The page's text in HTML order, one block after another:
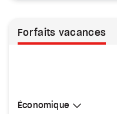
Forfaits vacances
Sélectionner une cabine
Économique
Économique